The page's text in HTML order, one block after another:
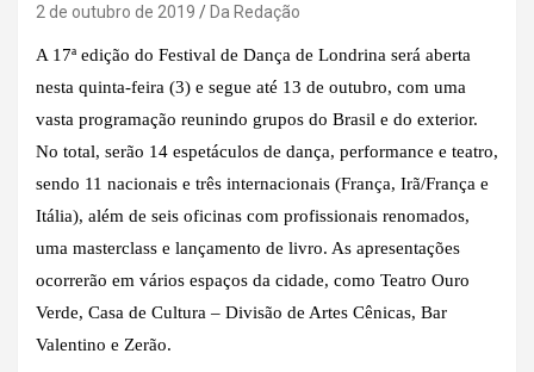
2 de outubro de 2019 Da Redação
A 17ª edição do Festival de Dança de Londrina será aberta
nesta quinta-feira (3) e segue até 13 de outubro, com uma
vasta programação reunindo grupos do Brasil e do exterior.
No total, serão 14 espetáculos de dança, performance e teatro,
sendo 11 nacionais e três internacionais (França, Irã/França e
Itália), além de seis oficinas com profissionais renomados,
uma masterclass e lançamento de livro. As apresentações
ocorrerão em vários espaços da cidade, como Teatro Ouro
Verde, Casa de Cultura – Divisão de Artes Cênicas, Bar
Valentino e Zerão.